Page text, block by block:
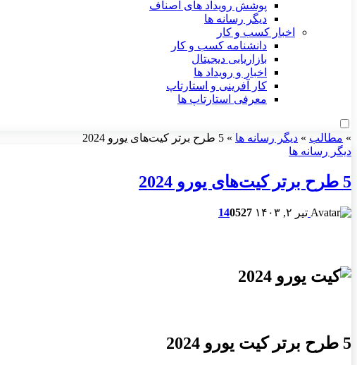
پوشش رویداد های اصناف
دیگر رسانه ها
اخبار کسب و کار
دانشنامه کسب و کار
بازاریابی دیجیتال
اخبار و رویداد ها
کار آفرینی و استارتاپ
معرفی استارتاپ ها
» مطالب » دیگر رسانه ها » 5 طرح برتر کیت‌های یورو 2024
دیگر رسانه ها
5 طرح برتر کیت‌های یورو 2024
تیر ۲, ۱۴۰۳ 140527
5 طرح برتر کیت یورو 2024